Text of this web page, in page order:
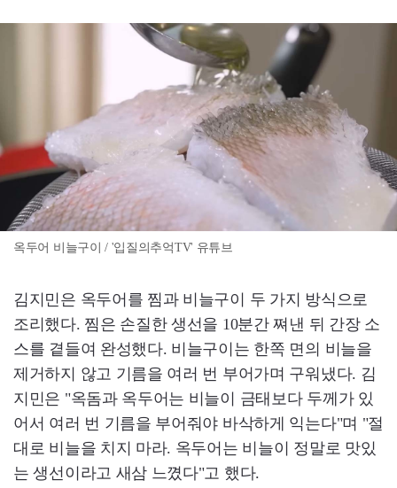
옥두어 비늘구이 / '입질의추억TV' 유튜브
김지민은 옥두어를 찜과 비늘구이 두 가지 방식으로
조리했다. 찜은 손질한 생선을 10분간 쪄낸 뒤 간장 소
스를 곁들여 완성했다. 비늘구이는 한쪽 면의 비늘을
제거하지 않고 기름을 여러 번 부어가며 구워냈다. 김
지민은 "옥돔과 옥두어는 비늘이 금태보다 두께가 있
어서 여러 번 기름을 부어줘야 바삭하게 익는다"며 "절
대로 비늘을 치지 마라. 옥두어는 비늘이 정말로 맛있
는 생선이라고 새삼 느꼈다"고 했다.